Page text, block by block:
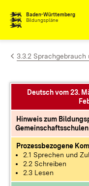
Zum Inhalt
Baden-Württemberg
Bildungspläne
3.3.2
Deutsch vom 23.
Hinweis zum
Gemeinschaftsschulen
Prozessbezogene
2.1 Sprechen und
2.2 Schreiben
2.3 Lesen